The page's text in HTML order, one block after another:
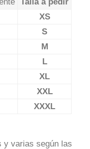
XS
S
M
L
XL
XXL
XXXL
y varias según las